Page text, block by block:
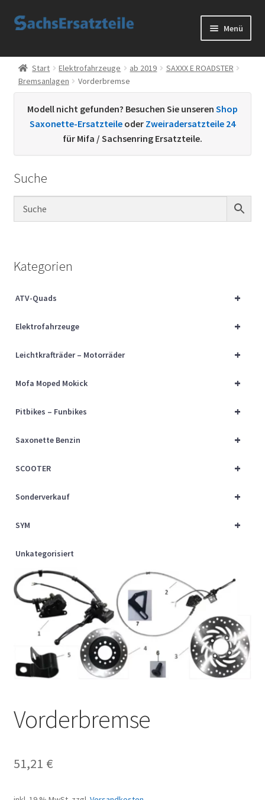
Zur
Zum
Menü
Start
AGB
Datenschutzerklärung
Kontakt
Sachs Ersatzteile
Über uns
Start Elektrofahrzeuge ab 2019
SAXXX E ROADSTER
Bremsanlagen
Vorderbremse
Modell nicht gefunden? Besuchen Sie unseren Shop
Saxonette-Ersatzteile oder Zweiradersatzteile 24
für Mifa / Sachsenring Ersatzteile.
Suche
Kategorien
+
ATV-Quads
+
Elektrofahrzeuge
+
Leichtkrafträder – Motorräder
+
Mofa Moped Mokick
+
Pitbikes – Funbikes
+
Saxonette Benzin
+
SCOOTER
+
Sonderverkauf
+
SYM
Unkategorisiert
Vorderbremse
51,21 €